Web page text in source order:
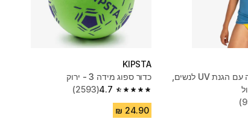
חולצת גלישה קצרה עם הגנת UV לנשים,
KIPSTA
כדור ספוג מידה 3 - ירוק
4.7
4.7 out of 5 stars from 2593 reviews
(2593)